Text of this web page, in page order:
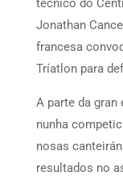
técnico do
Jonathan
francesa
Tríatlon para
A parte da gran
nunha
nosas
resultados no